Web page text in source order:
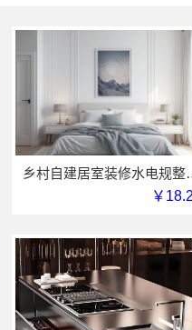
乡村自建居室装
￥